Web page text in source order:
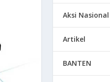
Aksi Nasional
Artikel
BANTEN